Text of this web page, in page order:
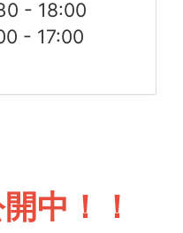
- 18:00
- 17:00
中！！